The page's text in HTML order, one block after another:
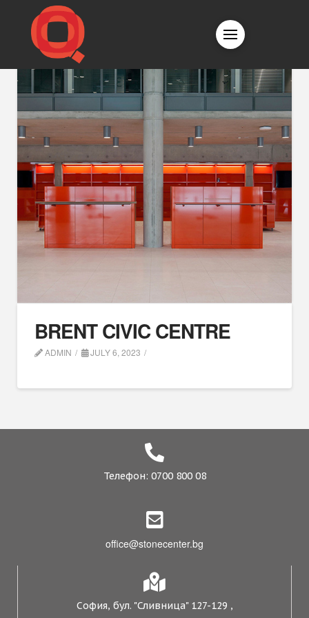
BRENT CIVIC CENTRE
ADMIN JULY 6, 2023
Телефон: 0700 800 08
office@stonecenter.bg
София, бул. "Сливница" 127-129 ,